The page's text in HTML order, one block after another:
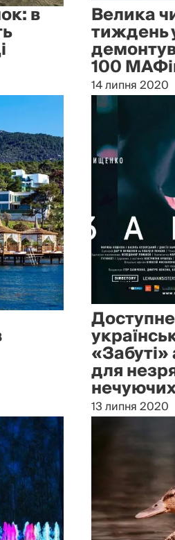
в Велика
тиждень
100
14 липня 2020
для
13 липня 2020